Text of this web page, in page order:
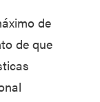
de
de que